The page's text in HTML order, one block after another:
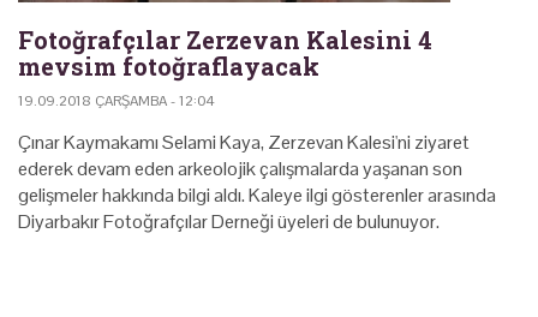
Fotoğrafçılar Zerzevan Kalesini 4
mevsim fotoğraflayacak
19.09.2018 ÇARŞAMBA - 12:04
Çınar Kaymakamı Selami Kaya, Zerzevan Kalesi'ni ziyaret
ederek devam eden arkeolojik çalışmalarda yaşanan son
gelişmeler hakkında bilgi aldı. Kaleye ilgi gösterenler arasında
Diyarbakır Fotoğrafçılar Derneği üyeleri de bulunuyor.